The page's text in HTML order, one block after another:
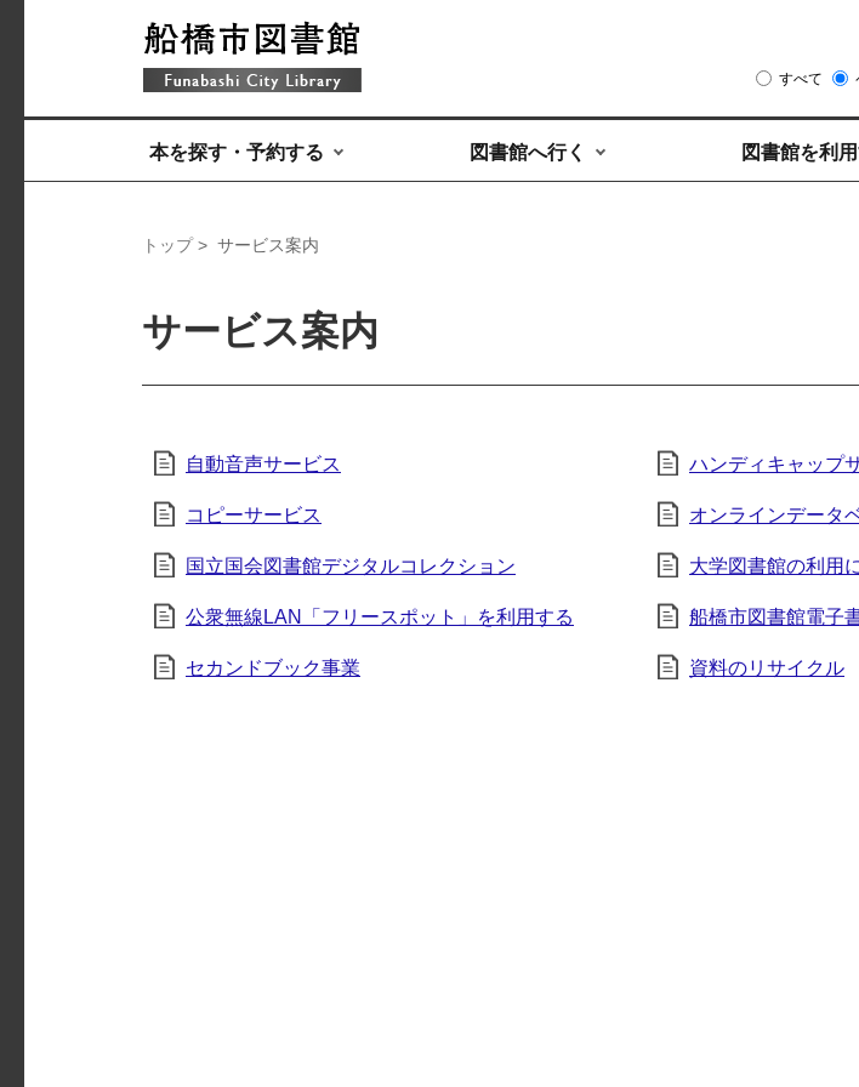
すべて
本を探す・予約する 図書館へ行く 図書館を利
トップ > サービス案内
サービス案内
自動音声サービス ハンディキャップ
コピーサービス オンラインデータ
国立国会図書館デジタルコレクション 大学図書館の利用
公衆無線LAN「フリースポット」を利用する 船橋市図書館電子
セカンドブック事業 資料のリサイクル